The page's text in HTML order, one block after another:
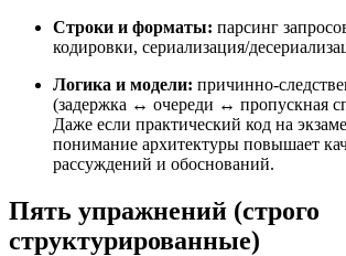
Строки и форматы: парсинг
кодировки, сериализация/
Логика и модели: причинно-
(задержка ↔ очереди ↔ пропускная
Даже если практический код на
понимание архитектуры повышает
рассуждений и обоснований.
Пять упражнений (строго
структурированные)